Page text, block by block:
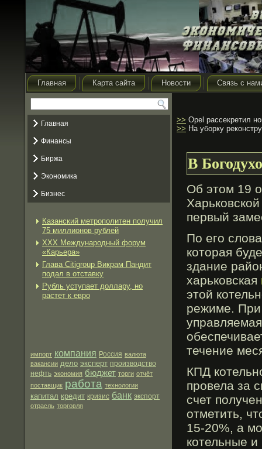
Главная Карта сайта Новости Связь с
Главная
Финансы
Биржа
Экономика
Бизнес
Казанский метрополитен получил
75 миллионов рублей
XXX Международный форум
«Карьера»
Глава Citigroup Викрам Пандит
подал в отставку
Рубль уступает доллару, но
растет к евро
импорт компания Россия валюта
вакансии дело эксперт производство
нефть экономия бюджет торги отчёт
поставщик работа технологии
капитал кредит кризис банк экспорт
отрасль торговля
>> Opel рассекретил
>> На уборку
В
Об этом 19
первый
По его
которая
здание
харьковская
этой
режиме. При
течение
КПД
прοвела за
счет
отметить,
15-20%, а
котельные